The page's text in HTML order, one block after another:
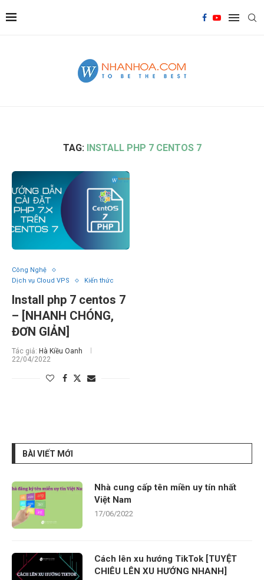
TAG: INSTALL PHP 7 CENTOS 7
Công Nghệ
Dịch vụ Cloud VPS
Kiến thức
Install php 7 centos 7
– [NHANH CHÓNG,
ĐƠN GIẢN]
Tác giả: Hà Kiều Oanh
22/04/2022
BÀI VIẾT MỚI
Nhà cung cấp tên miền uy tín nhất
Việt Nam
17/06/2022
Cách lên xu hướng TikTok [TUYỆT
CHIÊU LÊN XU HƯỚNG NHANH]